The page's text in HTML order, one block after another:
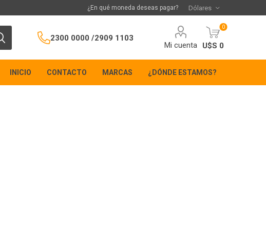
¿En qué moneda deseas pagar?
2300 0000 /2909 1103
Mi cuenta
0
U$S 0
INICIO CONTACTO MARCAS ¿DÓNDE ESTAMOS?